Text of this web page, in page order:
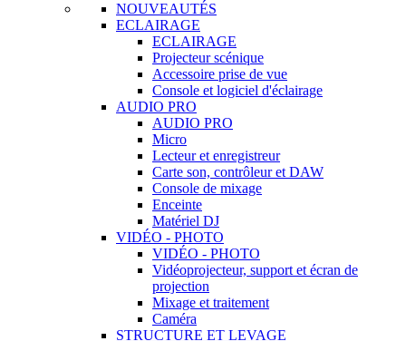
NOUVEAUTÉS
ECLAIRAGE
ECLAIRAGE
Projecteur scénique
Accessoire prise de vue
Console et logiciel d'éclairage
AUDIO PRO
AUDIO PRO
Micro
Lecteur et enregistreur
Carte son, contrôleur et DAW
Console de mixage
Enceinte
Matériel DJ
VIDÉO - PHOTO
VIDÉO - PHOTO
Vidéoprojecteur, support et écran de
projection
Mixage et traitement
Caméra
STRUCTURE ET LEVAGE